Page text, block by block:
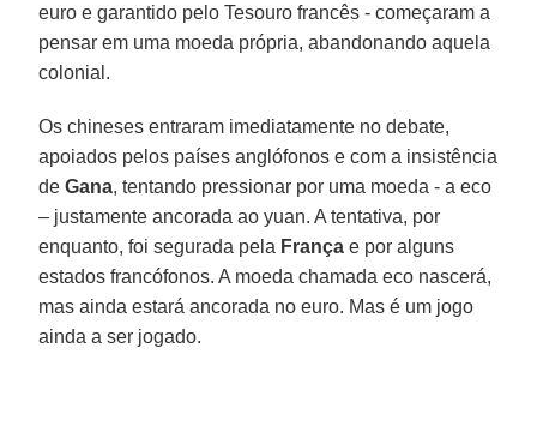
euro e garantido pelo Tesouro francês - começaram a
pensar em uma moeda própria, abandonando aquela
colonial.
Os chineses entraram imediatamente no debate,
apoiados pelos países anglófonos e com a insistência
deGana, tentando pressionar por uma moeda - a eco
– justamente ancorada ao yuan. A tentativa, por
enquanto, foi segurada pela França e por alguns
estados francófonos. A moeda chamada eco nascerá,
mas ainda estará ancorada no euro. Mas é um jogo
ainda a ser jogado.